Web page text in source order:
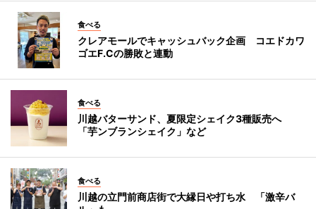
食べる
クレアモールでキャッシュバック企画 コエドカワ
ゴエF.Cの勝敗と連動
食べる
川越バターサンド、夏限定シェイク3種販売へ
「芋ンブランシェイク」など
食べる
川越の立門前商店街で大縁日や打ち水 「激辛バ